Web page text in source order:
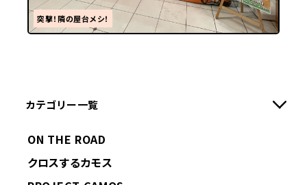
突撃！隣の屋台メシ！
カテゴリー一覧
ON THE ROAD
クロスするカモス